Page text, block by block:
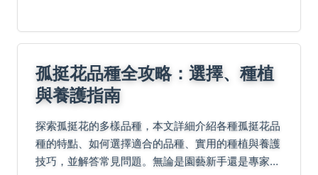
孤挺花品種全攻略：選擇、種植
與養護指南
探索孤挺花的多樣品種，本文詳細介紹各種孤挺花品
種的特點、如何選擇適合的品種、實用的種植與養護
技巧，並解答常見問題。無論是園藝新手還是專家，